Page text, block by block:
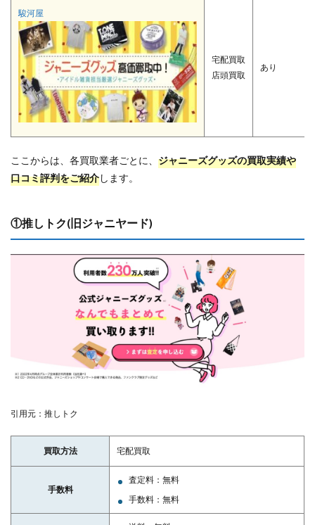
駿河屋
宅配買取
店頭買取
あり
ここからは、各買取業者ごとに、 ジャニーズグッズの買取実績や
口コミ評判をご紹介します。
①推しトク(旧ジャニヤード)
引用元：推しトク
買取方法 宅配買取
手数料
査定料：無料
手数料：無料